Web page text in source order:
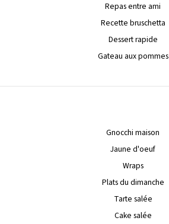
Repas entre ami
Recette bruschetta
Dessert rapide
Gateau aux pommes
Gnocchi maison
Jaune d'oeuf
Wraps
Plats du dimanche
Tarte salée
Cake salée